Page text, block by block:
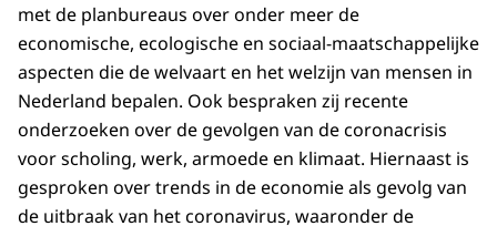
met de planbureaus over onder meer de
economische, ecologische en sociaal-maatschappelijke
aspecten die de welvaart en het welzijn van mensen in
Nederland bepalen. Ook bespraken zij recente
onderzoeken over de gevolgen van de coronacrisis
voor scholing, werk, armoede en klimaat. Hiernaast is
gesproken over trends in de economie als gevolg van
de uitbraak van het coronavirus, waaronder de